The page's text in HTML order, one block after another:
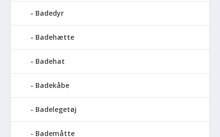
Badedyr
Badehætte
Badehat
Badekåbe
Badelegetøj
Bademåtte